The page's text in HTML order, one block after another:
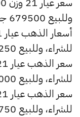
وللبيع 679500 جنيه.
للشراء، وللبيع 1019250 جنيه.
للشراء، وللبيع 1359000 جنيه.
للشراء، وللبيع 1698750 جنيه.